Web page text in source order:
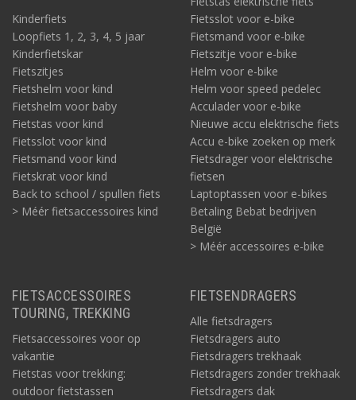
Kinderfiets
Loopfiets 1, 2, 3, 4, 5 jaar
Kinderfietskar
Fietszitjes
Fietshelm voor kind
Fietshelm voor baby
Fietstas voor kind
Fietsslot voor kind
Fietsmand voor kind
Fietskrat voor kind
Back to school / spullen fiets
> Méér fietsaccessoires kind
Fietsslot voor e-bike
Fietsmand voor e-bike
Fietszitje voor e-bike
Helm voor e-bike
Helm voor speed pedelec
Acculader voor e-bike
Nieuwe accu elektrische fiets
Accu e-bike zoeken op merk
Fietsdrager voor elektrische
fietsen
Laptoptassen voor e-bikes
Betaling Bebat bedrijven
België
> Méér accessoires e-bike
FIETSACCESSOIRES
TOURING, TREKKING
Fietsaccessoires voor op
vakantie
Fietstas voor trekking:
outdoor fietstassen
FIETSENDRAGERS
Alle fietsdragers
Fietsdragers auto
Fietsdragers trekhaak
Fietsdragers zonder trekhaak
Fietsdragers dak